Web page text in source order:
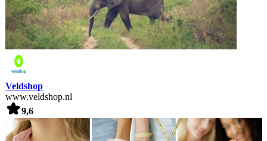
Veldshop
www.veldshop.nl
9,6